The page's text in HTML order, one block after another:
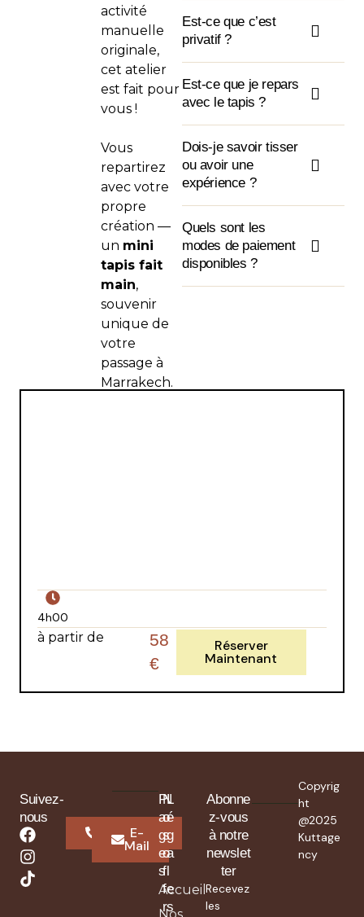
activité
manuelle
originale,
cet atelier
est fait pour
vous !
Vous
repartirez
avec votre
propre
création —
un mini
tapis fait
main,
souvenir
unique de
votre
passage à
Marrakech.
Est-ce que c’est
privatif ?
Est-ce que je repars
avec le tapis ?
Dois-je savoir tisser
ou avoir une
expérience ?
Quels sont les
modes de paiement
disponibles ?
4h00
à partir de
58
€
Réserver
Maintenant
Suivez-
nous
Whatsapp
E-
Mail
P
a
g
e
s
Accueil
N
o
s
o
f
f
r
L
é
g
a
l
e
s
Abonne
z-vous
à notre
newslet
ter
Recevez
les
Copyrig
ht
@2025
Kuttage
ncy